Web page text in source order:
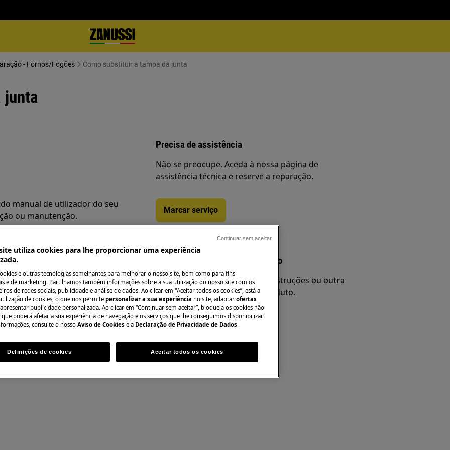
- Fornos/Fogões Como substituir a tampa da junta
junta
manual de utilizador do seu
ou manutenção.
desative o aparelho e
Precisa de assistência
Não se preocupe. Aceda à nossa página de
assistência técnica e reserve a reparação.
Marcar serviço
Encontre o seu manual do produto
Resolva problemas e procure instruções ou outra
documentação sobre o seu produto.
Encontrar manual
utiliza cookies para lhe proporcionar uma experiência
e outras tecnologias semelhantes para melhorar o nosso site, bem como para fins
e de marketing. Partilhamos também informações sobre a sua utilização do nosso site com os
de redes sociais, publicidade e análise de dados. Ao clicar em "Aceitar todos os cookies”, está a
de cookies, o que nos permite personalizar a sua experiência no site, adaptar ofertas
publicidade personalizada. Ao clicar em “Continuar sem aceitar”, bloqueia os cookies não
que poderá afetar a sua experiência de navegação e os serviços que lhe conseguimos disponibilizar.
consulte o nosso Aviso de Cookies e a Declaração de Privacidade de Dados.
Definições de cookies Aceitar todos os cookies
Continuar sem aceitar